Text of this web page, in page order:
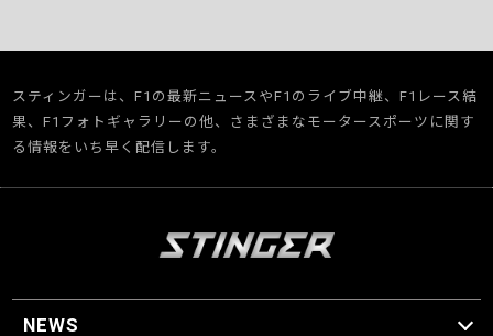
スティンガーは、F1の最新ニュースやF1のライブ中継、F1レース結
果、F1フォトギャラリーの他、さまざまなモータースポーツに関す
る情報をいち早く配信します。
NEWS